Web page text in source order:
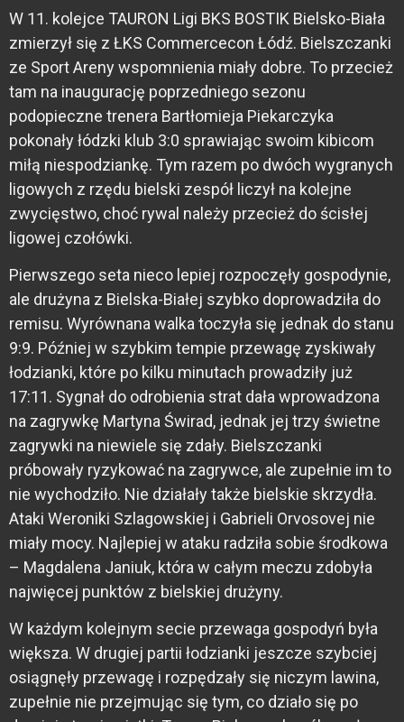
W 11. kolejce TAURON Ligi BKS BOSTIK Bielsko-Biała
zmierzył się z ŁKS Commercecon Łódź. Bielszczanki
ze Sport Areny wspomnienia miały dobre. To przecież
tam na inaugurację poprzedniego sezonu
podopieczne trenera Bartłomieja Piekarczyka
pokonały łódzki klub 3:0 sprawiając swoim kibicom
miłą niespodziankę. Tym razem po dwóch wygranych
ligowych z rzędu bielski zespół liczył na kolejne
zwycięstwo, choć rywal należy przecież do ścisłej
ligowej czołówki.
Pierwszego seta nieco lepiej rozpoczęły gospodynie,
ale drużyna z Bielska-Białej szybko doprowadziła do
remisu. Wyrównana walka toczyła się jednak do stanu
9:9. Później w szybkim tempie przewagę zyskiwały
łodzianki, które po kilku minutach prowadziły już
17:11. Sygnał do odrobienia strat dała wprowadzona
na zagrywkę Martyna Świrad, jednak jej trzy świetne
zagrywki na niewiele się zdały. Bielszczanki
próbowały ryzykować na zagrywce, ale zupełnie im to
nie wychodziło. Nie działały także bielskie skrzydła.
Ataki Weroniki Szlagowskiej i Gabrieli Orvosovej nie
miały mocy. Najlepiej w ataku radziła sobie środkowa
– Magdalena Janiuk, która w całym meczu zdobyła
najwięcej punktów z bielskiej drużyny.
W każdym kolejnym secie przewaga gospodyń była
większa. W drugiej partii łodzianki jeszcze szybciej
osiągnęły przewagę i rozpędzały się niczym lawina,
zupełnie nie przejmując się tym, co działo się po